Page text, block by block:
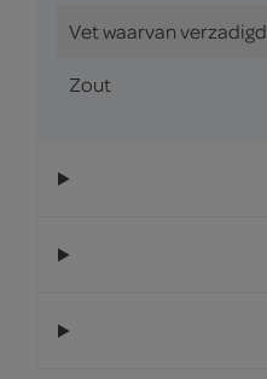
Vet waarvan verzadigd
Zout